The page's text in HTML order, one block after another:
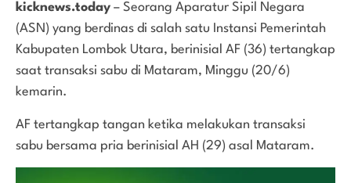
kicknews.today – Seorang Aparatur Sipil Negara
(ASN) yang berdinas di salah satu Instansi Pemerintah
Kabupaten Lombok Utara, berinisial AF (36) tertangkap
saat transaksi sabu di Mataram, Minggu (20/6)
kemarin.
AF tertangkap tangan ketika melakukan transaksi
sabu bersama pria berinisial AH (29) asal Mataram.